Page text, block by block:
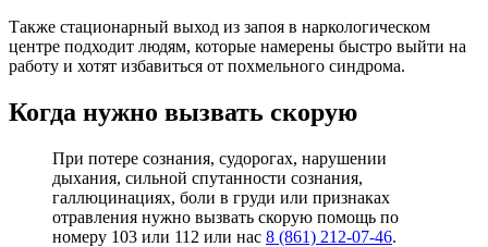
Также стационарный выход из запоя в наркологическом
центре подходит людям, которые намерены быстро выйти на
работу и хотят избавиться от похмельного синдрома.
Когда нужно вызвать скорую
При потере сознания, судорогах, нарушении
дыхания, сильной спутанности сознания,
галлюцинациях, боли в груди или признаках
отравления нужно вызвать скорую помощь по
номеру 103 или 112 или нас 8 (861) 212-07-46.